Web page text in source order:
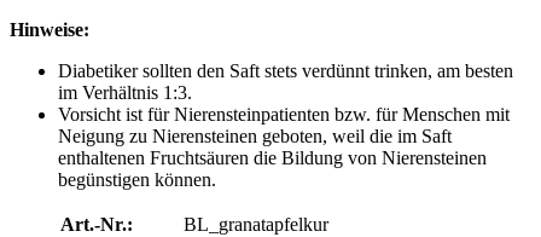
Hinweise:
Diabetiker sollten den Saft stets verdünnt trinken, am besten
im Verhältnis 1:3.
Vorsicht ist für Nierensteinpatienten bzw. für Menschen mit
Neigung zu Nierensteinen geboten, weil die im Saft
enthaltenen Fruchtsäuren die Bildung von Nierensteinen
begünstigen können.
Art.-Nr.: BL_granatapfelkur